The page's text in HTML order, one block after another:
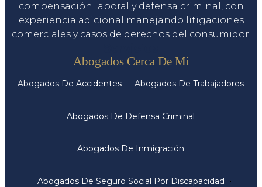
compensación laboral y defensa criminal, con
experiencia adicional manejando litigaciones
comerciales y casos de derechos del consumidor.
Abogados Cerca De Mi
Abogados De Accidentes Abogados De Trabajadores
Abogados De Defensa Criminal
Abogados De Inmigración
Abogados De Seguro Social Por Discapacidad